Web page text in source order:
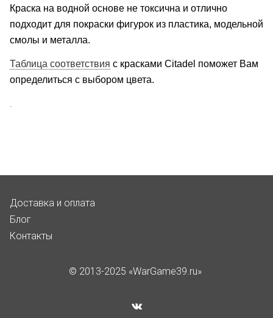
Краска на водной основе не токсична и отлично
подходит для покраски фигурок из пластика, модельной
смолы и металла.
Таблица соответствия с красками Citadel поможет Вам
определиться с выбором цвета.
.
Доставка и оплата
Блог
Контакты
© 2013-2025 «WarGame39.ru»